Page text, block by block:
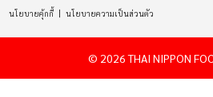
นโยบายคุ้กกี้ นโยบายความเป็นส่วนตัว
© 2026 THAI NIPPON